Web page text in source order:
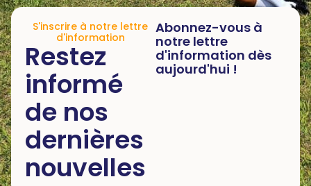
S'inscrire à notre lettre
d'information
Restez
informé
de nos
dernières
nouvelles
Abonnez-vous à
notre lettre
d'information dès
aujourd'hui !